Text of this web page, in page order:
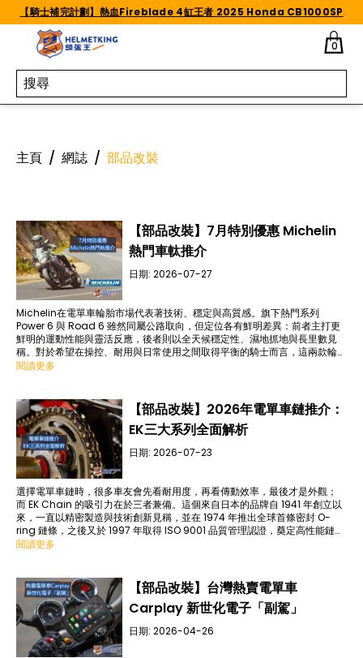
Skip to content
【騎士補完計劃】熱血Fireblade 4缸王者 2025 Honda CB1000SP
0
主頁 / 網誌 / 部品改裝
【部品改裝】7月特別優惠 Michelin
熱門車軚推介
日期: 2026-07-27
Michelin在電單車輪胎市場代表著技術、穩定與高質感。旗下熱門系列
Power 6 與 Road 6 雖然同屬公路取向，但定位各有鮮明差異：前者主打更
鮮明的運動性能與靈活反應，後者則以全天候穩定性、濕地抓地與長里數見
稱。對於希望在操控、耐用與日常使用之間取得平衡的騎士而言，這兩款輪
胎都屬於極具代表性的選擇 。
閱讀更多
【部品改裝】2026年電單車鏈推介：
EK三大系列全面解析
日期: 2026-07-23
選擇電單車鏈時，很多車友會先看耐用度，再看傳動效率，最後才是外觀；
而 EK Chain 的吸引力在於三者兼備。這個來自日本的品牌自 1941 年創立以
來，一直以精密製造與技術創新見稱，並在 1974 年推出全球首條密封 O-
ring 鏈條，之後又於 1997 年取得 ISO 9001 品質管理認證，奠定高性能鏈條
市場地位 。
閱讀更多
【部品改裝】台灣熱賣電單車
Carplay 新世化電子「副駕」
日期: 2026-04-26